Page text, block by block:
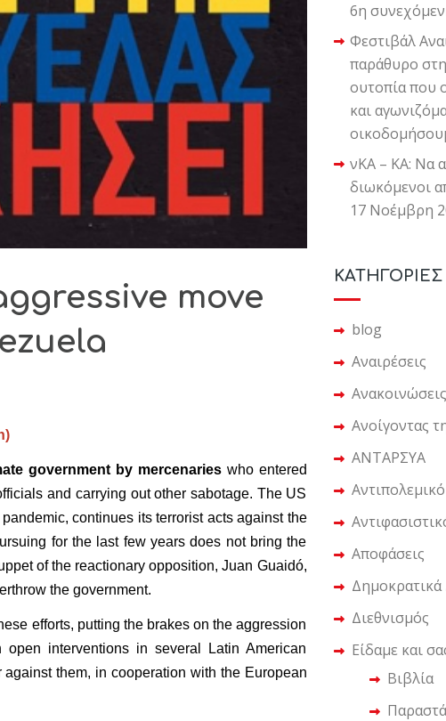
move
government by mercenaries who entered
and carrying out other sabotage. The US
continues its terrorist acts against the
for the last few years does not bring the
of the reactionary opposition, Juan Guaidó,
the government.
efforts, putting the brakes on the aggression
interventions in several Latin American
them, in cooperation with the European
6η
Φεστιβάλ
παράθυρο
ουτοπία που
και
νΚΑ – ΚΑ: Να
διωκόμενοι
17 Νοέμβρη
KΑΤΗΓΟΡΙΕΣ
blog
Αναιρέσεις
Ανακοινώσεις
Ανοίγοντας
ΑΝΤΑΡΣΥΑ
Αντιπολεμικό
Αποφάσεις
Δημοκρατικά
Διεθνισμός
Είδαμε και
Βιβλία